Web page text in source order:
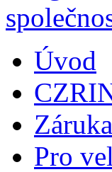
Úvod
Pro